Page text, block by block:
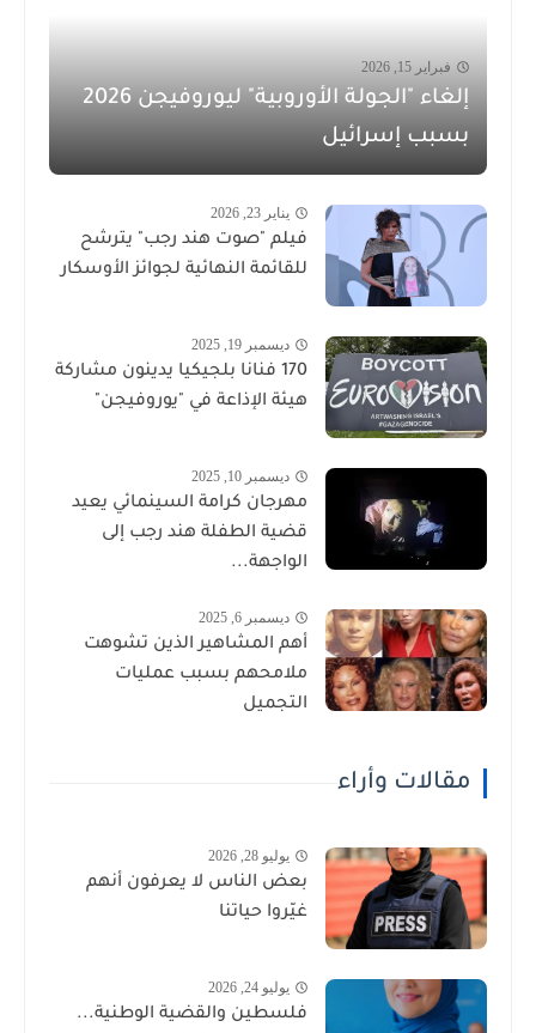
فبراير 15, 2026
إلغاء "الجولة الأوروبية" ليوروفيجن 2026
بسبب إسرائيل
يناير 23, 2026
فيلم "صوت هند رجب" يترشح
للقائمة النهائية لجوائز الأوسكار
ديسمبر 19, 2025
170 فنانا بلجيكيا يدينون مشاركة
هيئة الإذاعة في "يوروفيجن"
ديسمبر 10, 2025
مهرجان كرامة السينمائي يعيد
قضية الطفلة هند رجب إلى
الواجهة...
ديسمبر 6, 2025
أهم المشاهير الذين تشوهت
ملامحهم بسبب عمليات
التجميل
مقالات وأراء
يوليو 28, 2026
بعض الناس لا يعرفون أنهم
غيّروا حياتنا
يوليو 24, 2026
فلسطين والقضية الوطنية...